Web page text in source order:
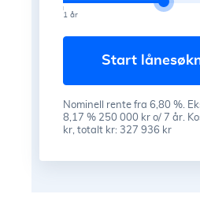
1 år
start
Nominell rente fra 6,80 %.
8,17 % 250 000 kr o/ 7 år.
kr, totalt kr: 327 936 kr